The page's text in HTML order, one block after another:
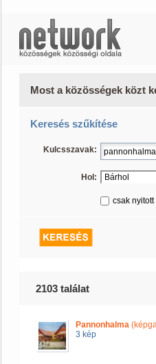
Most a közösségek közt
Keresés szűkítése
Kulcsszavak:
Hol:
csak
2103 találat
Pannonhalma
3 kép